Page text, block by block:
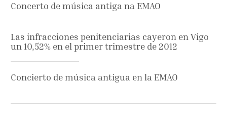
Concerto de música antiga na EMAO
Las infracciones penitenciarias cayeron en Vigo
un 10,52% en el primer trimestre de 2012
Concierto de música antigua en la EMAO